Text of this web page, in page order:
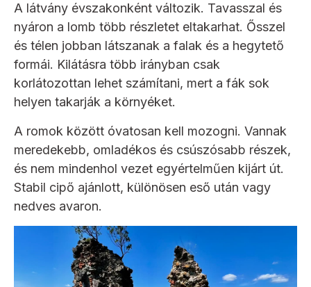
A látvány évszakonként változik. Tavasszal és
nyáron a lomb több részletet eltakarhat. Ősszel
és télen jobban látszanak a falak és a hegytető
formái. Kilátásra több irányban csak
korlátozottan lehet számítani, mert a fák sok
helyen takarják a környéket.
A romok között óvatosan kell mozogni. Vannak
meredekebb, omladékos és csúszósabb részek,
és nem mindenhol vezet egyértelműen kijárt út.
Stabil cipő ajánlott, különösen eső után vagy
nedves avaron.